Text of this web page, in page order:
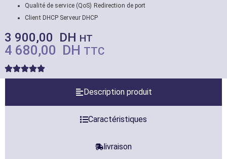
Qualité de service (QoS) Redirection de port
Client DHCP Serveur DHCP
3 900,00 DH HT
4 680,00 DH TTC
Description produit
Caractéristiques
livraison